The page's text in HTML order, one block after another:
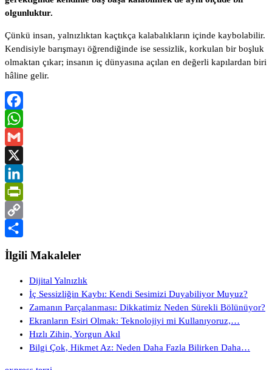
olgunluktur.
Çünkü insan, yalnızlıktan kaçtıkça kalabalıkların içinde kaybolabilir.
Kendisiyle barışmayı öğrendiğinde ise sessizlik, korkulan bir boşluk
olmaktan çıkar; insanın iç dünyasına açılan en değerli kapılardan biri
hâline gelir.
Facebook
WhatsApp
Gmail
X
LinkedIn
PrintFriendly
Copy
Link
Share
İlgili Makaleler
Dijital Yalnızlık
İç Sessizliğin Kaybı: Kendi Sesimizi Duyabiliyor Muyuz?
Zamanın Parçalanması: Dikkatimiz Neden Sürekli Bölünüyor?
Ekranların Esiri Olmak: Teknolojiyi mi Kullanıyoruz,…
Hızlı Zihin, Yorgun Akıl
Bilgi Çok, Hikmet Az: Neden Daha Fazla Bilirken Daha…